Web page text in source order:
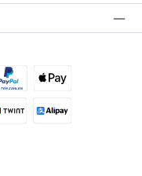
Später BezahlenApple Pay